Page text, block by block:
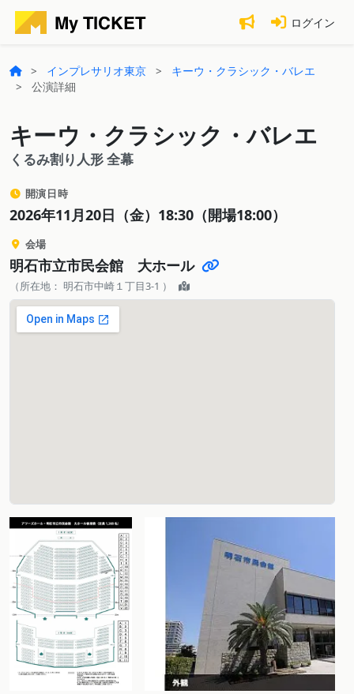
ログイン
インプレサリオ東京
キーウ・クラシック・バレエ
公演詳細
キーウ・クラシック・バレエ
くるみ割り人形 全幕
開演日時
2026年11月20日（金）18:30（開場18:00）
会場
明石市立市民会館 大ホール
（所在地： 明石市中崎１丁目3-1 ）